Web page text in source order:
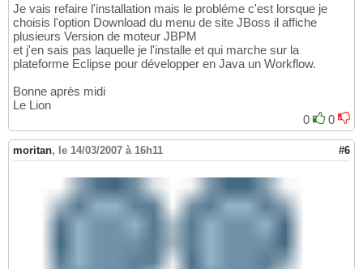
Je vais refaire l'installation mais le probléme c'est lorsque je
choisis l'option Download du menu de site JBoss il affiche
plusieurs Version de moteur JBPM
et j'en sais pas laquelle je l'installe et qui marche sur la
plateforme Eclipse pour développer en Java un Workflow.
Bonne après midi
Le Lion
0
0
moritan, le 14/03/2007 à 16h11 #6